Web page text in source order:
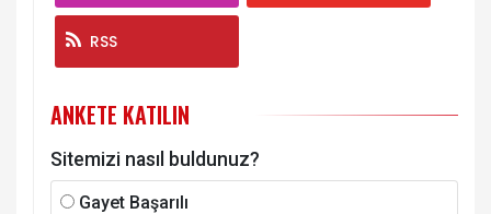
RSS
ANKETE KATILIN
Sitemizi nasıl buldunuz?
Gayet Başarılı